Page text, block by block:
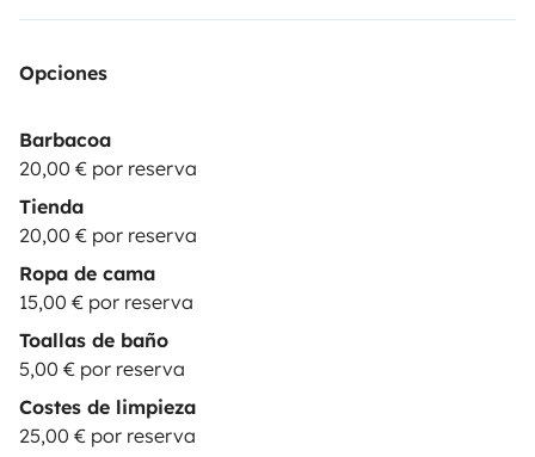
Opciones
Barbacoa
20,00 € por reserva
Tienda
20,00 € por reserva
Ropa de cama
15,00 € por reserva
Toallas de baño
5,00 € por reserva
Costes de limpieza
25,00 € por reserva